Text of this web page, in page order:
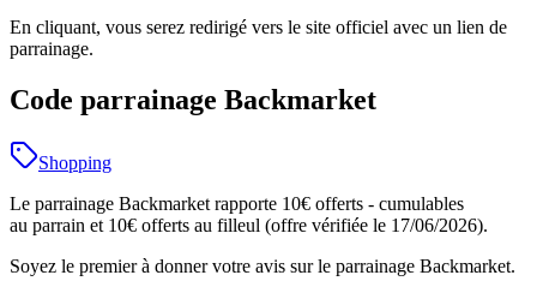
En cliquant, vous serez redirigé vers le site officiel avec un lien de
parrainage.
Code parrainage Backmarket
Shopping
Le parrainage Backmarket rapporte 10€ offerts - cumulables
au parrain et 10€ offerts au filleul (offre vérifiée le 17/06/2026).
Soyez le premier à donner votre avis sur le parrainage Backmarket.